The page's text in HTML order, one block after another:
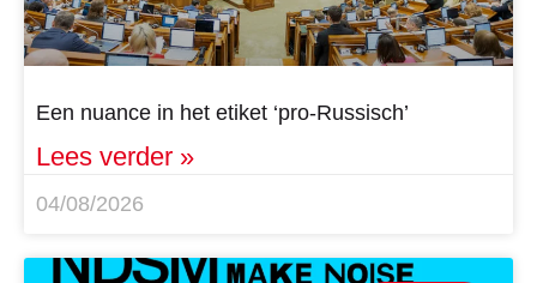
Een nuance in het etiket ‘pro-Russisch’
Lees verder »
04/08/2026